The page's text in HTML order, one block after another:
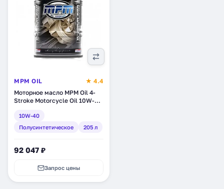
MPM OIL
★ 4.4
Моторное масло MPM Oil 4-
Stroke Motorcycle Oil 10W-
(54205)
10W-40
Полусинтетическое
205 л
92 047 ₽
Запрос цены